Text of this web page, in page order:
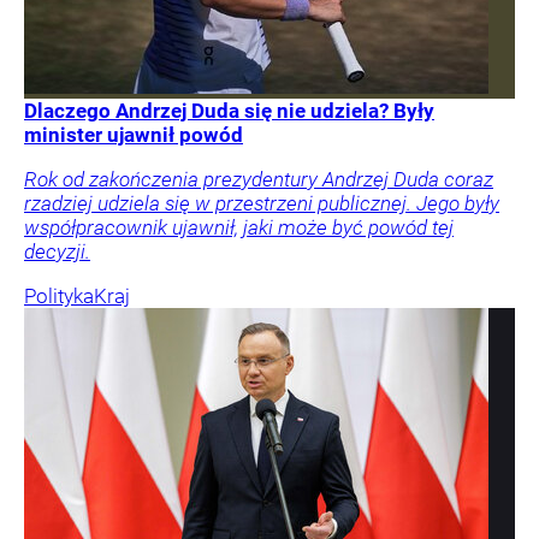
Dlaczego Andrzej Duda się nie udziela? Były
minister ujawnił powód
Rok od zakończenia prezydentury Andrzej Duda coraz
rzadziej udziela się w przestrzeni publicznej. Jego były
współpracownik ujawnił, jaki może być powód tej
decyzji.
PolitykaKraj